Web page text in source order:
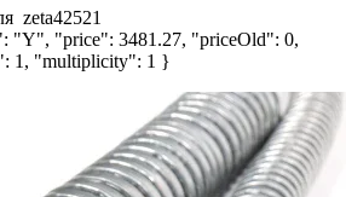
zeta42521
"Y", "price": 3481.27, "priceOld": 0,
1, "multiplicity": 1 }